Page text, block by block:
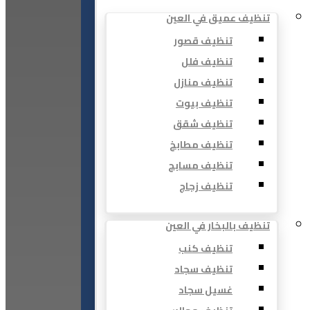
تنظيف عميق في العين
تنظيف قصور
تنظيف فلل
تنظيف منازل
تنظيف بيوت
تنظيف شقق
تنظيف مطابخ
تنظيف مسابح
تنظيف زجاج
تنظيف بالبخار في العين
تنظيف كنب
تنظيف سجاد
غسيل سجاد